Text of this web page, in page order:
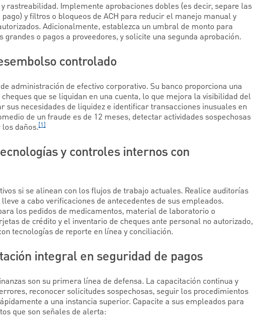
rastreabilidad. Implemente aprobaciones dobles (es decir, separe las
y filtros o bloqueos de ACH para reducir el manejo manual y
Adicionalmente, establezca un umbral de monto para
o pagos a proveedores, y solicite una segunda aprobación.
controlado
administración de efectivo corporativo. Su banco proporciona una
que se liquidan en una cuenta, lo que mejora la visibilidad del
sus necesidades de liquidez e identificar transacciones inusuales en
de un fraude es de 12 meses, detectar actividades sospechosas
daños.[1]
y controles internos con
si se alinean con los flujos de trabajo actuales. Realice auditorías
a cabo verificaciones de antecedentes de sus empleados.
los pedidos de medicamentos, material de laboratorio o
de crédito y el inventario de cheques ante personal no autorizado,
tecnologías de reporte en línea y conciliación.
integral en seguridad de pagos
son su primera línea de defensa. La capacitación continua y
reconocer solicitudes sospechosas, seguir los procedimientos
a una instancia superior. Capacite a sus empleados para
que son señales de alerta: